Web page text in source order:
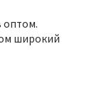
оптом.
широкий